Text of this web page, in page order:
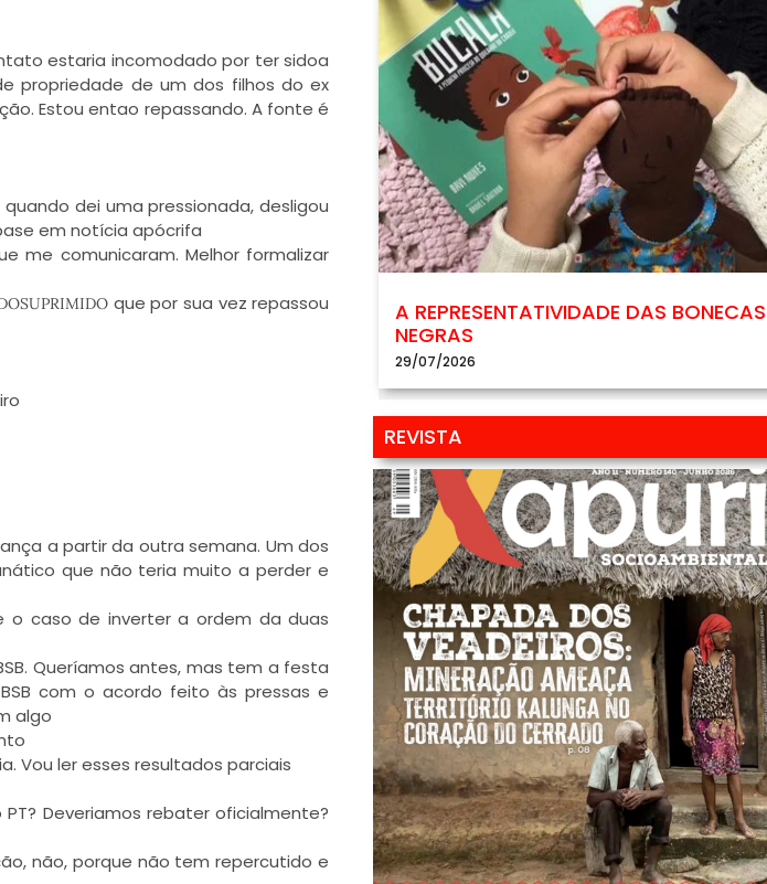
estaria incomodado por ter sidoa
propriedade de um dos filhos do ex
Estou entao repassando. A fonte é
dei uma pressionada, desligou
em notícia apócrifa
me comunicaram. Melhor formalizar
que por sua vez repassou
a partir da outra semana. Um dos
que não teria muito a perder e
o caso de inverter a ordem da duas
Queríamos antes, mas tem a festa
com o acordo feito às pressas e
algo
Vou ler esses resultados parciais
Deveriamos rebater oficialmente?
não, porque não tem repercutido e
A REPRESENTATIVIDADE DAS BONECAS
NEGRAS
29/07/2026
REVISTA